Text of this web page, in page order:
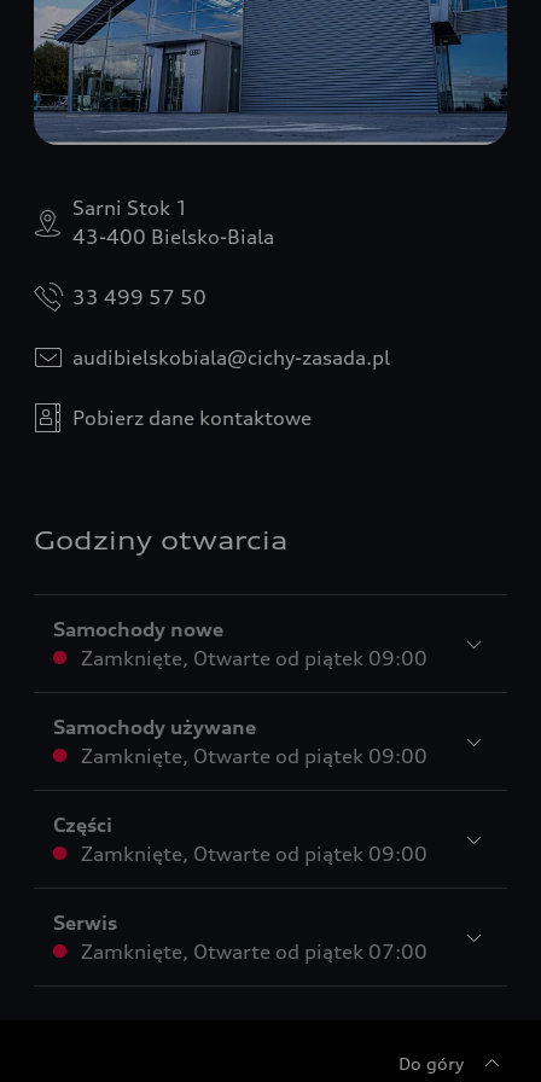
Sarni Stok 1
43-400 Bielsko-Biala
33 499 57 50
audibielskobiala@cichy-zasada.pl
Pobierz dane kontaktowe
Godziny otwarcia
Samochody nowe
Zamknięte, Otwarte od piątek 09:00
Samochody używane
Zamknięte, Otwarte od piątek 09:00
Części
Zamknięte, Otwarte od piątek 09:00
Serwis
Zamknięte, Otwarte od piątek 07:00
Do góry